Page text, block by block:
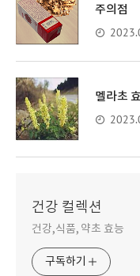
주의점
멜라초
건강 컬렉션
건강,식품, 약초 효능
구독하기